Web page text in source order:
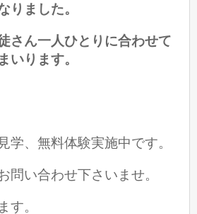
りました。
さん一人ひとりに合わせて
いります。
学、無料体験実施中です。
問い合わせ下さいませ。
す。